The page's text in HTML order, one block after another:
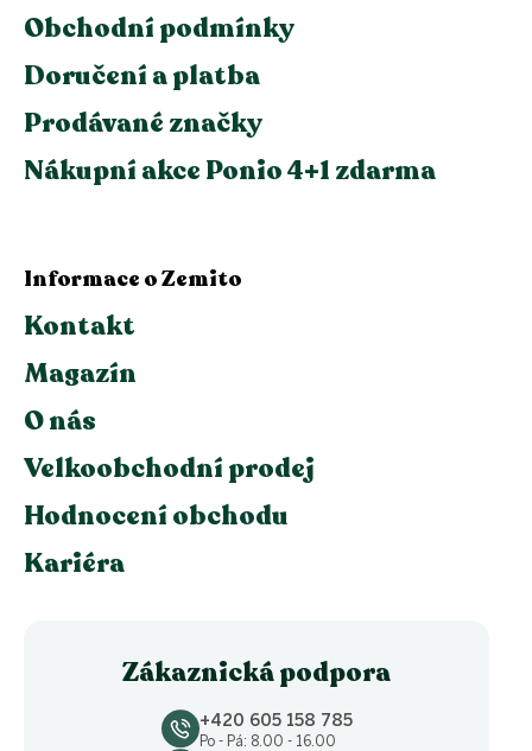
Obchodní podmínky
Doručení a platba
Prodávané značky
Nákupní akce Ponio 4+1 zdarma
Informace o Zemito
Kontakt
Magazín
O nás
Velkoobchodní prodej
Hodnocení obchodu
Kariéra
Zákaznická podpora
+420 605 158 785
Po - Pá: 8.00 - 16.00